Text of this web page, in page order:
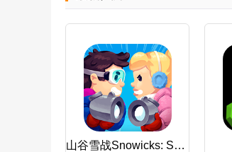
山谷雪战Snowicks: Snow Battle